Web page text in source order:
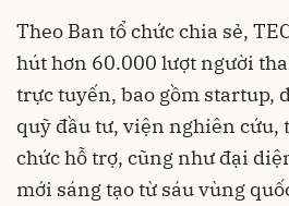
Theo Ban tổ chức chia sẻ,
hút hơn 60.000 lượt người
trực tuyến, bao gồm startup,
quỹ đầu tư, viện nghiên cứu,
chức hỗ trợ, cũng như đại
mới sáng tạo từ sáu vùng